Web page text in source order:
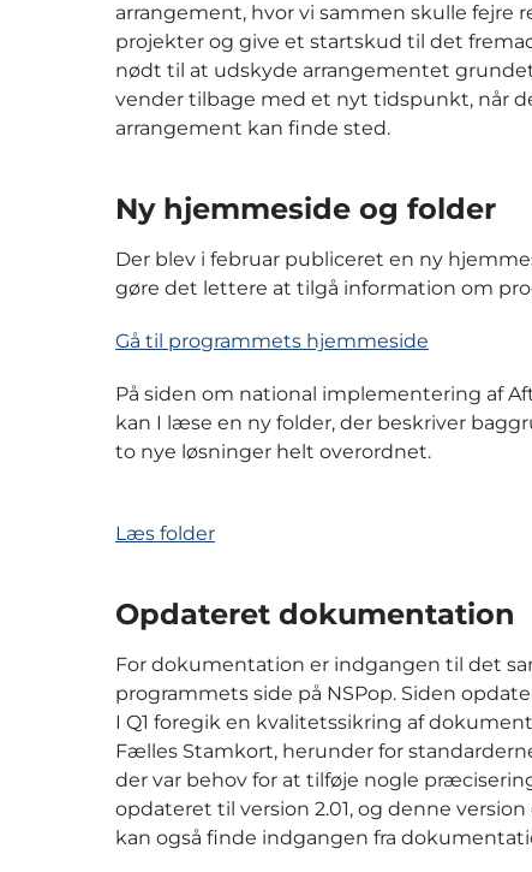
arrangement, hvor vi sammen skulle fejre
projekter og give et startskud til det
nødt til at udskyde arrangementet
vender tilbage med et nyt tidspunkt, når
arrangement kan finde sted.
Ny hjemmeside og folder
Der blev i februar publiceret en ny
gøre det lettere at tilgå information om
Gå til programmets hjemmeside
På siden om national implementering af
kan I læse en ny folder, der beskriver
to nye løsninger helt overordnet.
Læs folder
Opdateret dokumentation
For dokumentation er indgangen til det
programmets side på NSPop. Siden
I Q1 foregik en kvalitetssikring af
Fælles Stamkort, herunder for
der var behov for at tilføje nogle
opdateret til version 2.01, og denne
kan også finde indgangen fra